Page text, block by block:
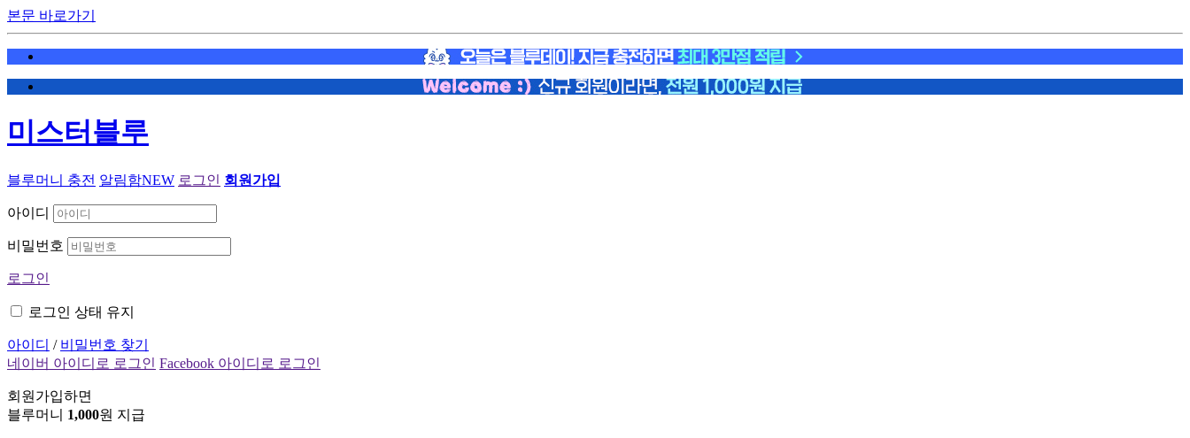
본문 바로가기
미스터블루
블루머니 충전 알림함NEW 로그인 회원가입
아이디
비밀번호
로그인
로그인 상태 유지
아이디 / 비밀번호 찾기
네이버 아이디로 로그인 Facebook 아이디로 로그인
회원가입하면
블루머니 1,000원 지급